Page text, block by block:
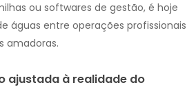
ou softwares de gestão, é hoje
águas entre operações profissionais
amadoras.
ajustada à realidade do